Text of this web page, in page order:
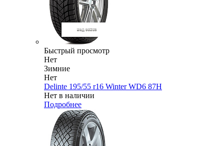
Быстрый просмотр
Нет
Зимние
Нет
Delinte 195/55 r16 Winter WD6 87H
Нет в наличии
Подробнее